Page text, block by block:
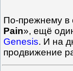
По-прежнему в
Pain», ещё
Genesis. И на
продвижение